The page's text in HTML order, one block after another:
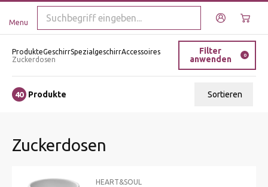
Menu
ProdukteGeschirrSpezialgeschirrAccessoires
Zuckerdosen
Filter
anwenden
0
40 Produkte Sortieren
Zuckerdosen
HEART&SOUL